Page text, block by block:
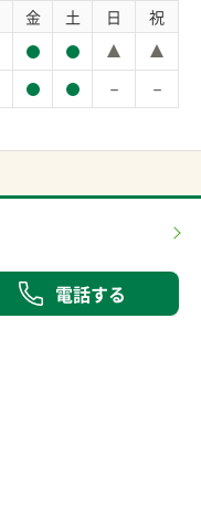
金 土 日 祝
－ －
電話する